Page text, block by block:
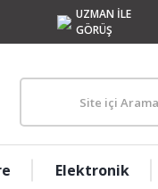
UZMAN İLE
GÖRÜŞ
Elektronik